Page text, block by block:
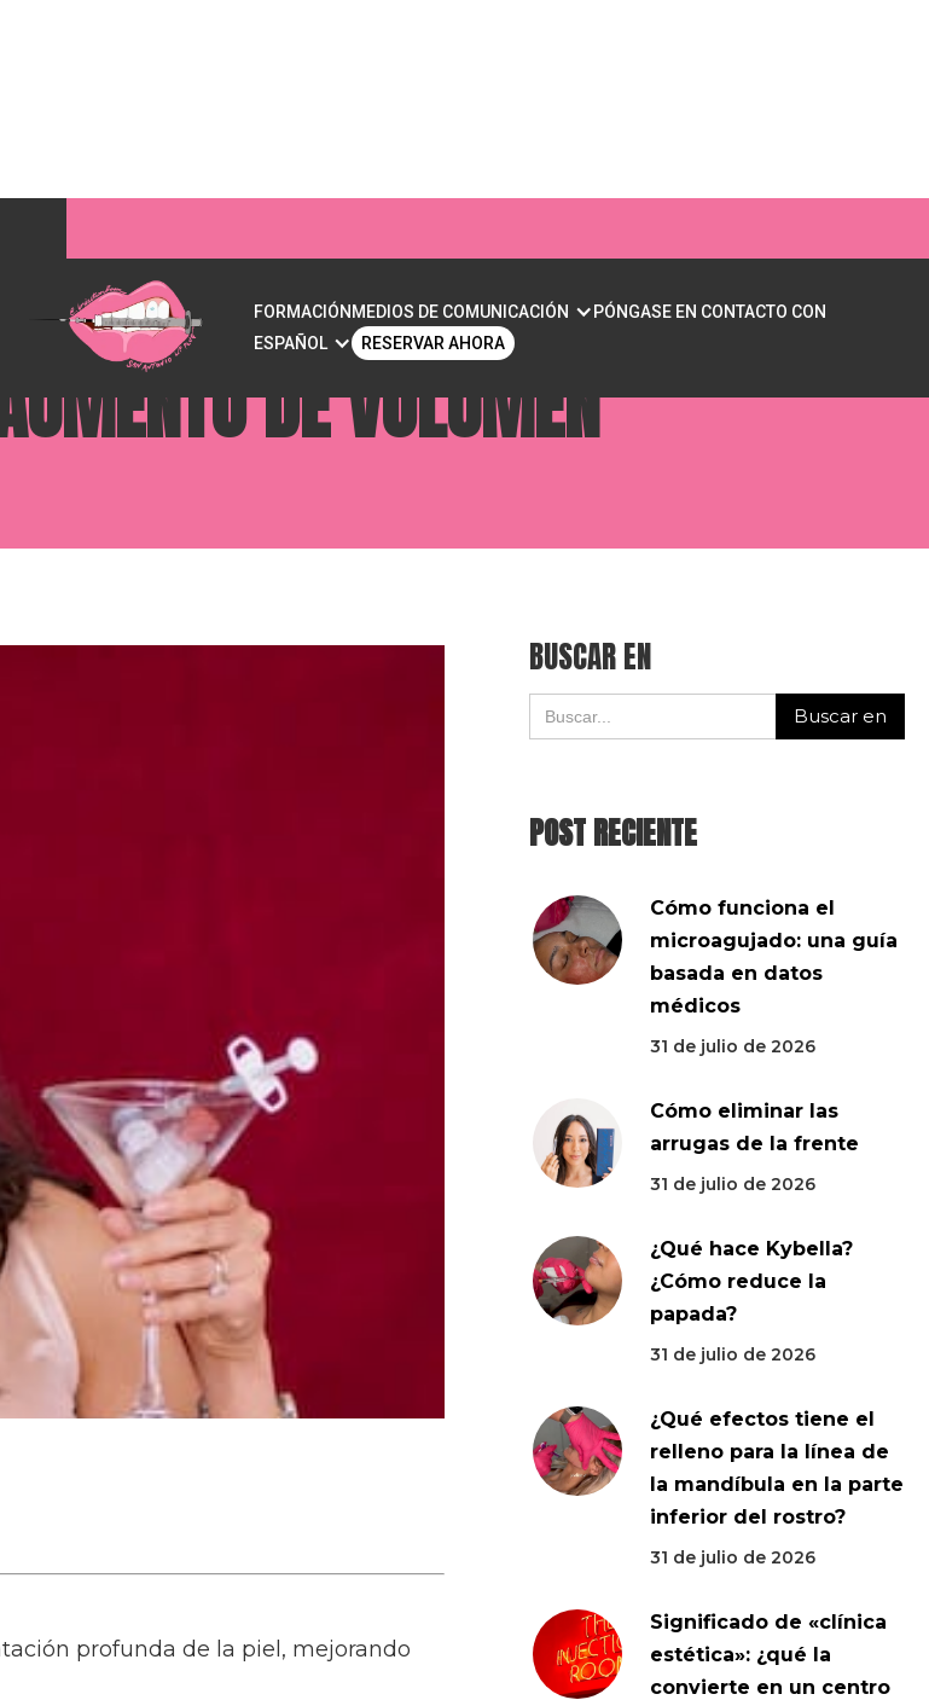
FORMACIÓNMEDIOS DE COMUNICACIÓN
PÓNGASE EN CONTACTO CON
ESPAÑOL
RESERVAR AHORA
FACIALES: REJUVENECIMIENTO
DE VOLUMEN
profunda de la piel, mejorando
BUSCAR EN
POST RECIENTE
Cómo funciona el
microagujado: una guía
basada en datos
médicos
31 de julio de 2026
Cómo eliminar las
arrugas de la frente
31 de julio de 2026
¿Qué hace Kybella?
¿Cómo reduce la
papada?
31 de julio de 2026
¿Qué efectos tiene el
relleno para la línea de
la mandíbula en la parte
inferior del rostro?
31 de julio de 2026
Significado de «clínica
estética»: ¿qué la
convierte en un centro